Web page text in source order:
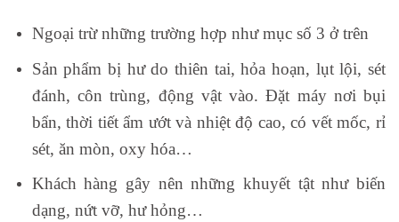
Ngoại trừ những trường hợp như mục số 3 ở trên
Sản phẩm bị hư do thiên tai, hỏa hoạn, lụt lội, sét
đánh, côn trùng, động vật vào. Đặt máy nơi bụi
bẩn, thời tiết ẩm ướt và nhiệt độ cao, có vết mốc, rỉ
sét, ăn mòn, oxy hóa…
Khách hàng gây nên những khuyết tật như biến
dạng, nứt vỡ, hư hỏng…